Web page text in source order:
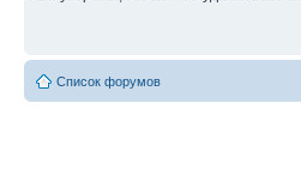
Список форумов